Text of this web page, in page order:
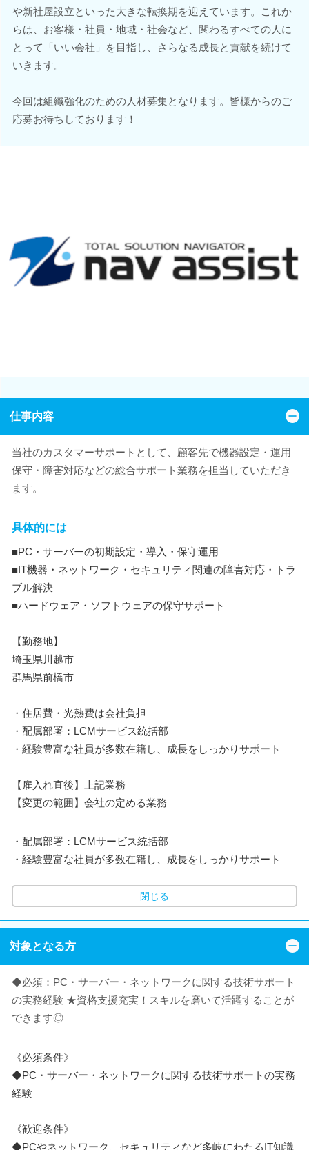
や新社屋設立といった大きな転換期を迎えています。これか
らは、お客様・社員・地域・社会など、関わるすべての人に
とって「いい会社」を目指し、さらなる成長と貢献を続けて
いきます。
今回は組織強化のための人材募集となります。皆様からのご
応募お待ちしております！
仕事内容
当社のカスタマーサポートとして、顧客先で機器設定・運用
保守・障害対応などの総合サポート業務を担当していただき
ます。
具体的には
■PC・サーバーの初期設定・導入・保守運用
■IT機器・ネットワーク・セキュリティ関連の障害対応・トラ
ブル解決
■ハードウェア・ソフトウェアの保守サポート
【勤務地】
埼玉県川越市
群馬県前橋市
・住居費・光熱費は会社負担
・配属部署：LCMサービス統括部
・経験豊富な社員が多数在籍し、成長をしっかりサポート
【雇入れ直後】上記業務
【変更の範囲】会社の定める業務
・配属部署：LCMサービス統括部
・経験豊富な社員が多数在籍し、成長をしっかりサポート
閉じる
対象となる方
◆必須：PC・サーバー・ネットワークに関する技術サポート
の実務経験 ★資格支援充実！スキルを磨いて活躍することが
できます◎
《必須条件》
◆PC・サーバー・ネットワークに関する技術サポートの実務
経験
《歓迎条件》
◆PCやネットワーク、セキュリティなど多岐にわたるIT知識